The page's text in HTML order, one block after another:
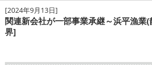
[2024年9月13日]
関連新会社が一部事業承継～浜平漁
界]